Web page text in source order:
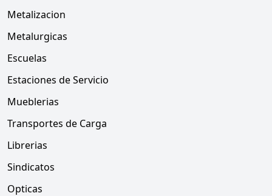
Metalizacion
Metalurgicas
Escuelas
Estaciones de Servicio
Mueblerias
Transportes de Carga
Librerias
Sindicatos
Opticas